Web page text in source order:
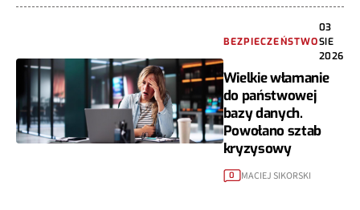
BEZPIECZEŃSTWO
03
SIE
2026
Wielkie włamanie
do państwowej
bazy danych.
Powołano sztab
kryzysowy
0 MACIEJ SIKORSKI